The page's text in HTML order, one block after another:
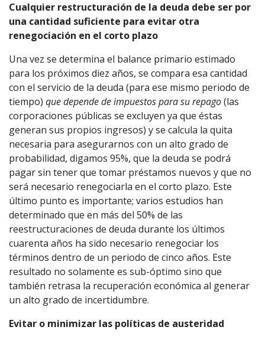
Cualquier restructuración de la deuda debe ser por
una cantidad suficiente para evitar otra
renegociación en el corto plazo
Una vez se determina el balance primario estimado
para los próximos diez años, se compara esa cantidad
con el servicio de la deuda (para ese mismo periodo de
tiempo) que depende de impuestos para su repago(las
corporaciones públicas se excluyen ya que éstas
generan sus propios ingresos) y se calcula la quita
necesaria para asegurarnos con un alto grado de
probabilidad, digamos 95%, que la deuda se podrá
pagar sin tener que tomar préstamos nuevos y que no
será necesario renegociarla en el corto plazo. Este
último punto es importante; varios estudios han
determinado que en más del 50% de las
reestructuraciones de deuda durante los últimos
cuarenta años ha sido necesario renegociar los
términos dentro de un periodo de cinco años. Este
resultado no solamente es sub-óptimo sino que
también retrasa la recuperación económica al generar
un alto grado de incertidumbre.
Evitar o minimizar las políticas de austeridad